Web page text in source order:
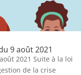
9 août 2021
2021 Suite à la loi
de la crise